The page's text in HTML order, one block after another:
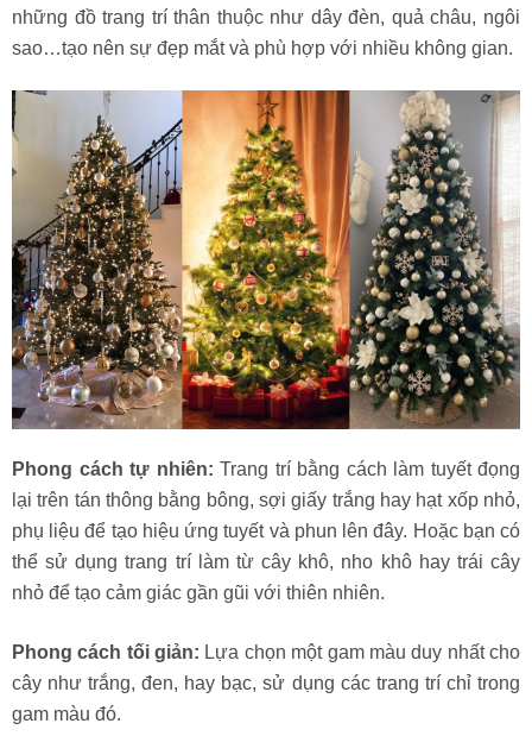
những đồ trang trí thân thuộc như dây đèn, quả châu, ngôi
sao…tạo nên sự đẹp mắt và phù hợp với nhiều không gian.
Phong cách tự nhiên: Trang trí bằng cách làm tuyết đọng
lại trên tán thông bằng bông, sợi giấy trắng hay hạt xốp nhỏ,
phụ liệu để tạo hiệu ứng tuyết và phun lên đây. Hoặc bạn có
thể sử dụng trang trí làm từ cây khô, nho khô hay trái cây
nhỏ để tạo cảm giác gần gũi với thiên nhiên.
Phong cách tối giản: Lựa chọn một gam màu duy nhất cho
cây như trắng, đen, hay bạc, sử dụng các trang trí chỉ trong
gam màu đó.